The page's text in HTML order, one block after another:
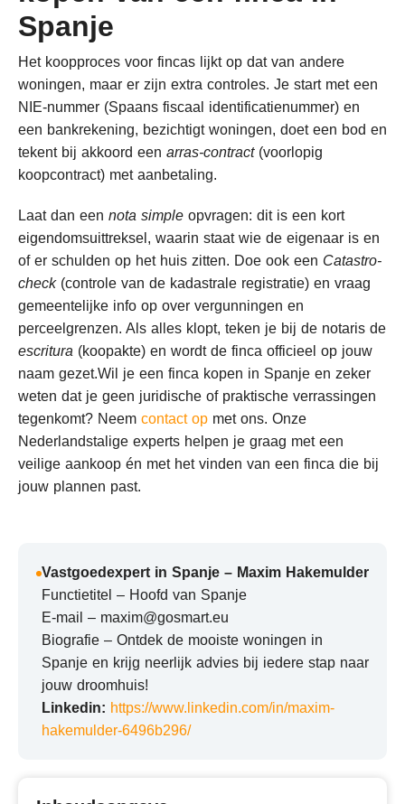
Spanje
Het koopproces voor fincas lijkt op dat van andere
woningen, maar er zijn extra controles. Je start met een
NIE-nummer (Spaans fiscaal identificatienummer) en
een bankrekening, bezichtigt woningen, doet een bod en
tekent bij akkoord een arras-contract(voorlopig
koopcontract) met aanbetaling.
Laat dan een nota simple opvragen: dit is een kort
eigendomsuittreksel, waarin staat wie de eigenaar is en
of er schulden op het huis zitten. Doe ook een Catastro-
check(controle van de kadastrale registratie) en vraag
gemeentelijke info op over vergunningen en
perceelgrenzen. Als alles klopt, teken je bij de notaris de
escritura (koopakte) en wordt de finca officieel op jouw
naam gezet.Wil je een finca kopen in Spanje en zeker
weten dat je geen juridische of praktische verrassingen
tegenkomt? Neem contact op met ons. Onze
Nederlandstalige experts helpen je graag met een
veilige aankoop én met het vinden van een finca die bij
jouw plannen past.
Vastgoedexpert in Spanje – Maxim Hakemulder
Functietitel – Hoofd van Spanje
E-mail – maxim@gosmart.eu
Biografie – Ontdek de mooiste woningen in
Spanje en krijg neerlijk advies bij iedere stap naar
jouw droomhuis!
Linkedin: https://www.linkedin.com/in/maxim-
hakemulder-6496b296/